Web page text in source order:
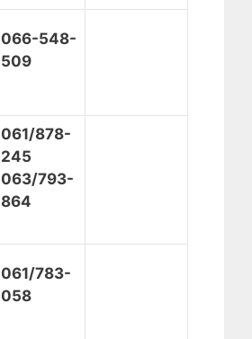
066-548-
509
061/878-
245
063/793-
864
061/783-
058